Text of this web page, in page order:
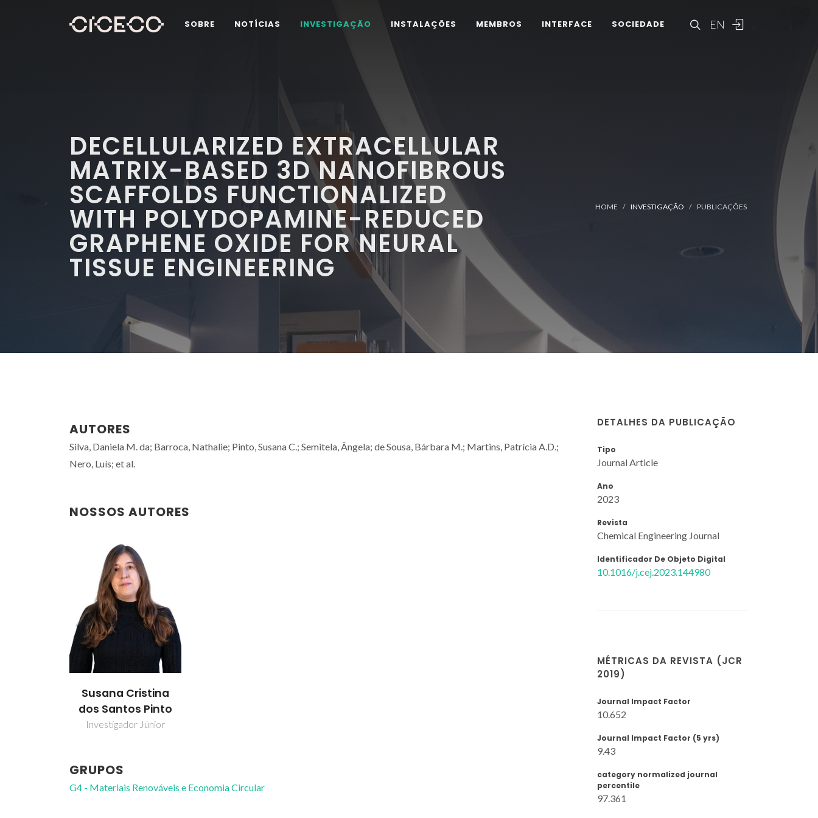
EN
SOBRE NOTÍCIAS INVESTIGAÇÃO INSTALAÇÕES MEMBROS INTERFACE SOCIEDADE
DECELLULARIZED EXTRACELLULAR
MATRIX-BASED 3D NANOFIBROUS
SCAFFOLDS FUNCTIONALIZED
WITH POLYDOPAMINE-REDUCED
GRAPHENE OXIDE FOR NEURAL
TISSUE ENGINEERING
HOME INVESTIGAÇÃO PUBLICAÇÕES
AUTORES
Silva, Daniela M. da; Barroca, Nathalie; Pinto, Susana C.; Semitela, Ângela; de Sousa, Bárbara M.; Martins, Patrícia A.D.;
Nero, Luís; et al.
NOSSOS AUTORES
Susana Cristina
dos Santos Pinto
Investigador Júnior
GRUPOS
G4 - Materiais Renováveis e Economia Circular
DETALHES DA PUBLICAÇÃO
Tipo
Journal Article
Ano
2023
Revista
Chemical Engineering Journal
Identificador De Objeto Digital
10.1016/j.cej.2023.144980
MÉTRICAS DA REVISTA (JCR
2019)
Journal Impact Factor
10.652
Journal Impact Factor (5 yrs)
9.43
category normalized journal
percentile
97.361